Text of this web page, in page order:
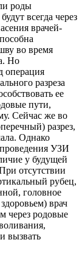
роды
всегда через
врачей-
во время
Но
операция
разреза
ее
пути,
Сейчас же во
разрез,
Однако
проведения УЗИ
у будущей
отсутствии
рубец,
головное
врач
через родовые
вызвать